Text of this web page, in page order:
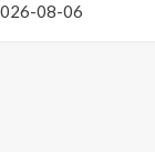
08-06